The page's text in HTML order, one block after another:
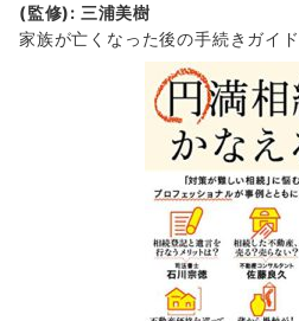
(監修): 三浦美樹
家族が亡くなった後の手続きガイ